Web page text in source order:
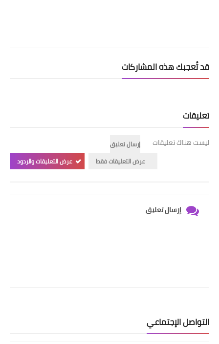
قد تُعجبك هذه المشاركات
تعليقات
ليست هناك تعليقات
إرسال تعليق
عرض التعليقات فقط
عرض التعليقات والردود
إرسال تعليق
التواصل الإجتماعي